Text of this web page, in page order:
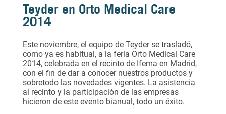
Teyder en Orto Medical Care
2014
Este noviembre, el equipo de Teyder se trasladó,
como ya es habitual, a la feria Orto Medical Care
2014, celebrada en el recinto de Ifema en Madrid,
con el fin de dar a conocer nuestros productos y
sobretodo las novedades vigentes. La asistencia
al recinto y la participación de las empresas
hicieron de este evento bianual, todo un éxito.